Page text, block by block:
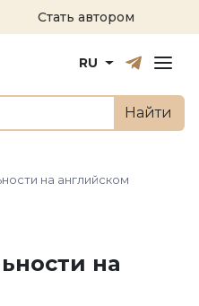
Стать автором
РусскийEnglish
RU
Найти
на английском
на